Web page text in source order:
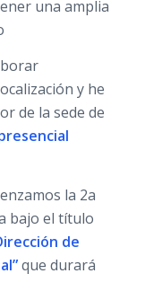
una amplia
y he
de la sede de
la 2a
bajo el título
de
que durará